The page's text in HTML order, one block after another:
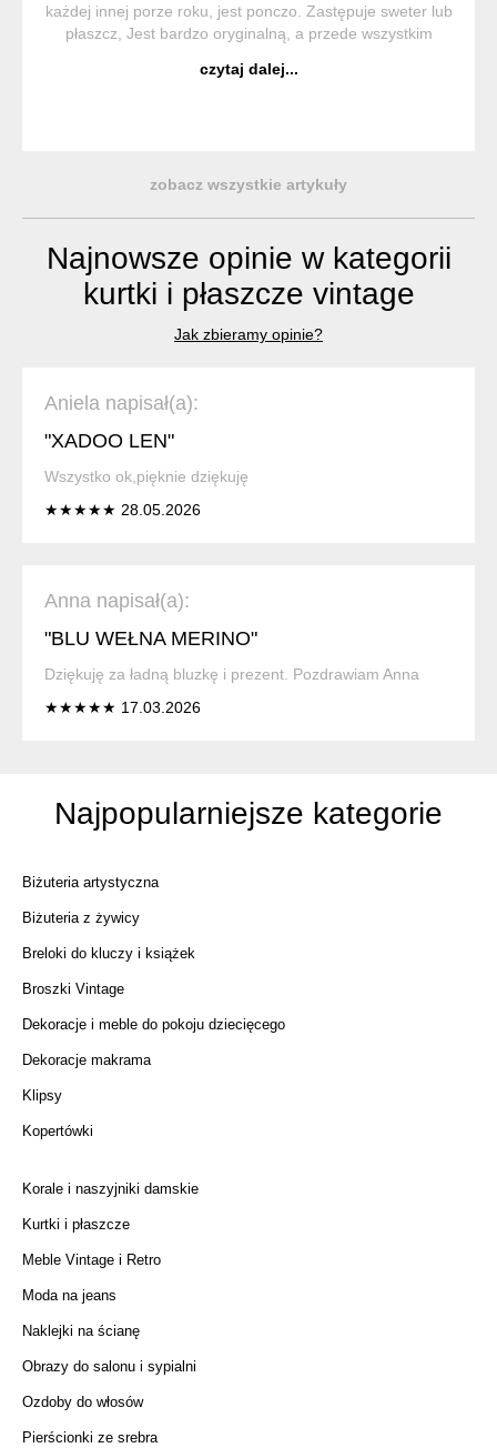
każdej innej porze roku, jest ponczo. Zastępuje sweter lub
płaszcz, Jest bardzo oryginalną, a przede wszystkim
Poncho) to trad...
czytaj dalej...
zobacz wszystkie artykuły
Najnowsze opinie w kategorii
kurtki i płaszcze vintage
Jak zbieramy opinie?
Aniela napisał(a):
"XADOO LEN"
Wszystko ok,pięknie dziękuję
★★★★★ 28.05.2026
Anna napisał(a):
"BLU WEŁNA MERINO"
Dziękuję za ładną bluzkę i prezent. Pozdrawiam Anna
★★★★★ 17.03.2026
Najpopularniejsze kategorie
Biżuteria artystyczna
Biżuteria z żywicy
Breloki do kluczy i książek
Broszki Vintage
Dekoracje i meble do pokoju dziecięcego
Dekoracje makrama
Klipsy
Kopertówki
Korale i naszyjniki damskie
Kurtki i płaszcze
Meble Vintage i Retro
Moda na jeans
Naklejki na ścianę
Obrazy do salonu i sypialni
Ozdoby do włosów
Pierścionki ze srebra